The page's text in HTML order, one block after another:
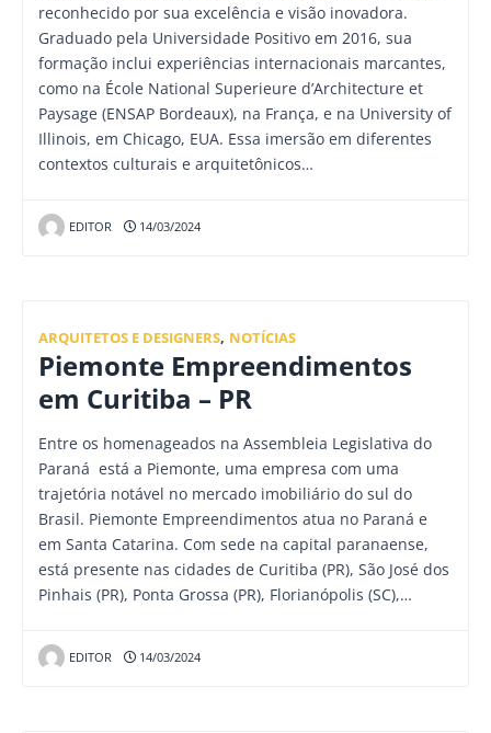
reconhecido por sua excelência e visão inovadora.
Graduado pela Universidade Positivo em 2016, sua
formação inclui experiências internacionais marcantes,
como na École National Superieure d’Architecture et
Paysage (ENSAP Bordeaux), na França, e na University of
Illinois, em Chicago, EUA. Essa imersão em diferentes
contextos culturais e arquitetônicos…
EDITOR 14/03/2024
ARQUITETOS E DESIGNERS, NOTÍCIAS
Piemonte Empreendimentos
em Curitiba – PR
Entre os homenageados na Assembleia Legislativa do
Paraná está a Piemonte, uma empresa com uma
trajetória notável no mercado imobiliário do sul do
Brasil. Piemonte Empreendimentos atua no Paraná e
em Santa Catarina. Com sede na capital paranaense,
está presente nas cidades de Curitiba (PR), São José dos
Pinhais (PR), Ponta Grossa (PR), Florianópolis (SC),…
EDITOR 14/03/2024